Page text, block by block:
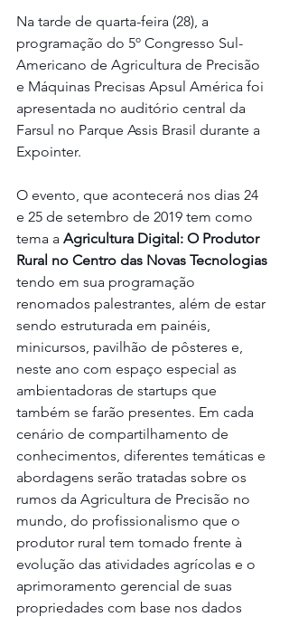
Na tarde de quarta-feira (28), a
programação do 5º Congresso Sul-
Americano de Agricultura de Precisão
e Máquinas Precisas Apsul América foi
apresentada no auditório central da
Farsul no Parque Assis Brasil durante a
Expointer.
O evento, que acontecerá nos dias 24
e 25 de setembro de 2019 tem como
tema a Agricultura Digital: O Produtor
Rural no Centro das Novas Tecnologias
tendo em sua programação
renomados palestrantes, além de estar
sendo estruturada em painéis,
minicursos, pavilhão de pôsteres e,
neste ano com espaço especial as
ambientadoras de startups que
também se farão presentes. Em cada
cenário de compartilhamento de
conhecimentos, diferentes temáticas e
abordagens serão tratadas sobre os
rumos da Agricultura de Precisão no
mundo, do profissionalismo que o
produtor rural tem tomado frente à
evolução das atividades agrícolas e o
aprimoramento gerencial de suas
propriedades com base nos dados